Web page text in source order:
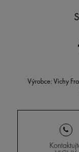
Výrobce: Vichy